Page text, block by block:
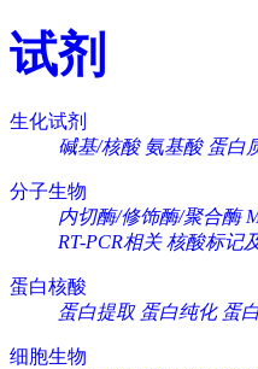
试剂
生化试剂
碱基/核酸 氨基酸 蛋白
分子生物
内切酶/修饰酶/聚合酶
RT-PCR相关 核酸标记
蛋白核酸
蛋白提取 蛋白纯化 蛋
细胞生物